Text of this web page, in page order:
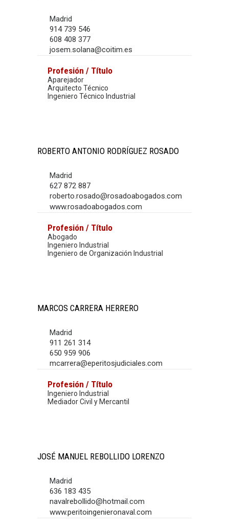
Madrid
914 739 546
608 408 377
josem.solana@coitim.es
Profesión / Título
Aparejador
Arquitecto Técnico
Ingeniero Técnico Industrial
ROBERTO ANTONIO RODRÍGUEZ ROSADO
Madrid
627 872 887
roberto.rosado@rosadoabogados.com
www.rosadoabogados.com
Profesión / Título
Abogado
Ingeniero Industrial
Ingeniero de Organización Industrial
MARCOS CARRERA HERRERO
Madrid
911 261 314
650 959 906
mcarrera@eperitosjudiciales.com
Profesión / Título
Ingeniero Industrial
Mediador Civil y Mercantil
JOSÉ MANUEL REBOLLIDO LORENZO
Madrid
636 183 435
navalrebollido@hotmail.com
www.peritoingenieronaval.com